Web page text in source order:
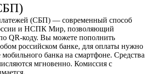
(СБП) — современный способ
и НСПК Мир, позволяющий
QR-коду. Вы можете пополнить
российском банке, для оплаты нужно
банка на смартфоне. Средства
мгновенно. Комиссия с